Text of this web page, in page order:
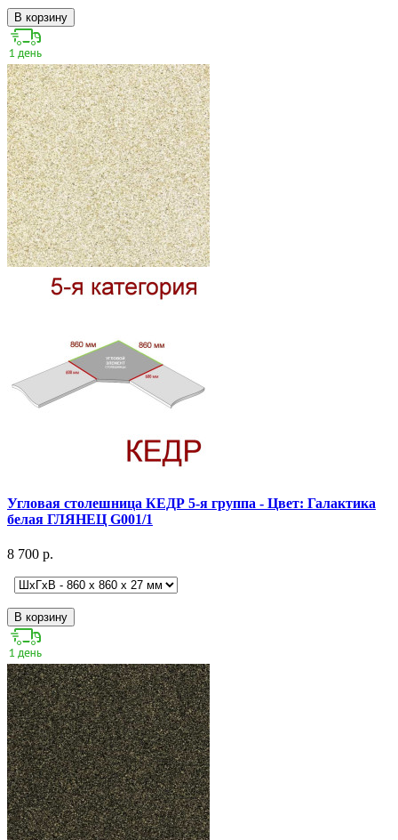
В корзину
Угловая столешница КЕДР 5-я группа - Цвет: Галактика
белая ГЛЯНЕЦ G001/1
8 700 р.
В корзину